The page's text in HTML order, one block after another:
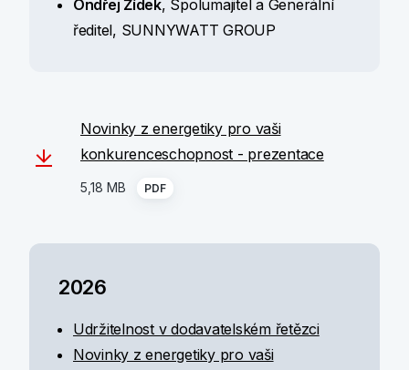
Ondřej Žídek, Spolumajitel a Generální
ředitel, SUNNYWATT GROUP
Novinky z energetiky pro vaši
konkurenceschopnost - prezentace
5,18 MB PDF
2026
Udržitelnost v dodavatelském řetězci
Novinky z energetiky pro vaši